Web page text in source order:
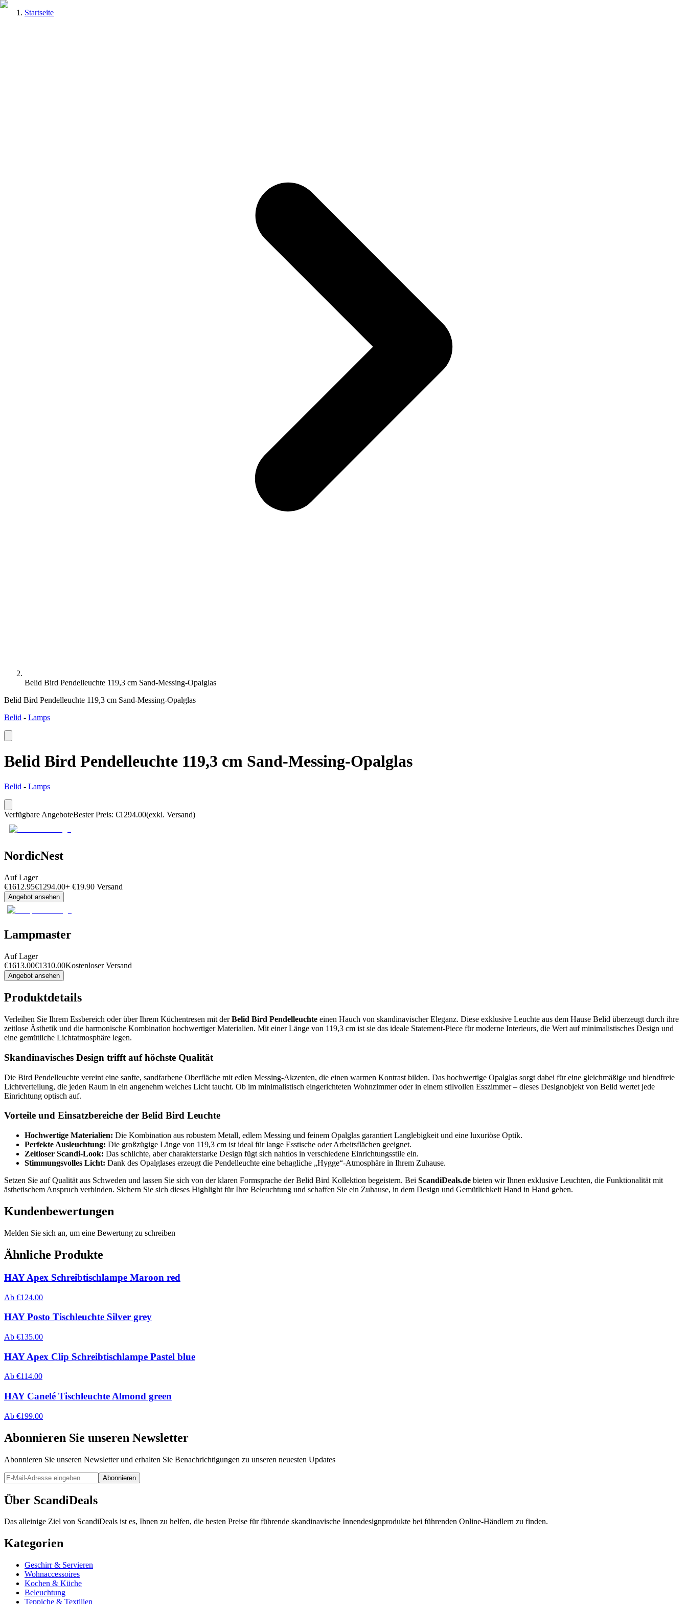
Startseite
Belid Bird Pendelleuchte 119,3 cm Sand-Messing-Opalglas
Belid Bird Pendelleuchte 119,3 cm Sand-Messing-Opalglas
Belid - Lamps
Belid Bird Pendelleuchte 119,3 cm Sand-Messing-Opalglas
Belid - Lamps
Verfügbare AngeboteBester Preis: €1294.00(exkl. Versand)
NordicNest
Auf Lager
€1612.95€1294.00+ €19.90 Versand
Angebot ansehen
Lampmaster
Auf Lager
€1613.00€1310.00Kostenloser Versand
Angebot ansehen
Produktdetails
Verleihen Sie Ihrem Essbereich oder über Ihrem Küchentresen mit derBelid Bird Pendelleuchte einen Hauch von skandinavischer Eleganz. Diese exklusive Leuchte aus dem Hause Belid überzeugt durch ihre
zeitlose Ästhetik und die harmonische Kombination hochwertiger Materialien. Mit einer Länge von 119,3 cm ist sie das ideale Statement-Piece für moderne Interieurs, die Wert auf minimalistisches Design und
eine gemütliche Lichtatmosphäre legen.
Skandinavisches Design trifft auf höchste Qualität
Die Bird Pendelleuchte vereint eine sanfte, sandfarbene Oberfläche mit edlen Messing-Akzenten, die einen warmen Kontrast bilden. Das hochwertige Opalglas sorgt dabei für eine gleichmäßige und blendfreie
Lichtverteilung, die jeden Raum in ein angenehm weiches Licht taucht. Ob im minimalistisch eingerichteten Wohnzimmer oder in einem stilvollen Esszimmer – dieses Designobjekt von Belid wertet jede
Einrichtung optisch auf.
Vorteile und Einsatzbereiche der Belid Bird Leuchte
Hochwertige Materialien: Die Kombination aus robustem Metall, edlem Messing und feinem Opalglas garantiert Langlebigkeit und eine luxuriöse Optik.
Perfekte Ausleuchtung: Die großzügige Länge von 119,3 cm ist ideal für lange Esstische oder Arbeitsflächen geeignet.
Zeitloser Scandi-Look: Das schlichte, aber charakterstarke Design fügt sich nahtlos in verschiedene Einrichtungsstile ein.
Stimmungsvolles Licht: Dank des Opalglases erzeugt die Pendelleuchte eine behagliche „Hygge“-Atmosphäre in Ihrem Zuhause.
Setzen Sie auf Qualität aus Schweden und lassen Sie sich von der klaren Formsprache der Belid Bird Kollektion begeistern. Bei ScandiDeals.de bieten wir Ihnen exklusive Leuchten, die Funktionalität mit
ästhetischem Anspruch verbinden. Sichern Sie sich dieses Highlight für Ihre Beleuchtung und schaffen Sie ein Zuhause, in dem Design und Gemütlichkeit Hand in Hand gehen.
Kundenbewertungen
Melden Sie sich an, um eine Bewertung zu schreiben
Ähnliche Produkte
HAY Apex Schreibtischlampe Maroon red
Ab €124.00
HAY Posto Tischleuchte Silver grey
Ab €135.00
HAY Apex Clip Schreibtischlampe Pastel blue
Ab €114.00
HAY Canelé Tischleuchte Almond green
Ab €199.00
Abonnieren Sie unseren Newsletter
Abonnieren Sie unseren Newsletter und erhalten Sie Benachrichtigungen zu unseren neuesten Updates
Abonnieren
Über ScandiDeals
Das alleinige Ziel von ScandiDeals ist es, Ihnen zu helfen, die besten Preise für führende skandinavische Innendesignprodukte bei führenden Online-Händlern zu finden.
Kategorien
Geschirr & Servieren
Wohnaccessoires
Kochen & Küche
Beleuchtung
Teppiche & Textilien